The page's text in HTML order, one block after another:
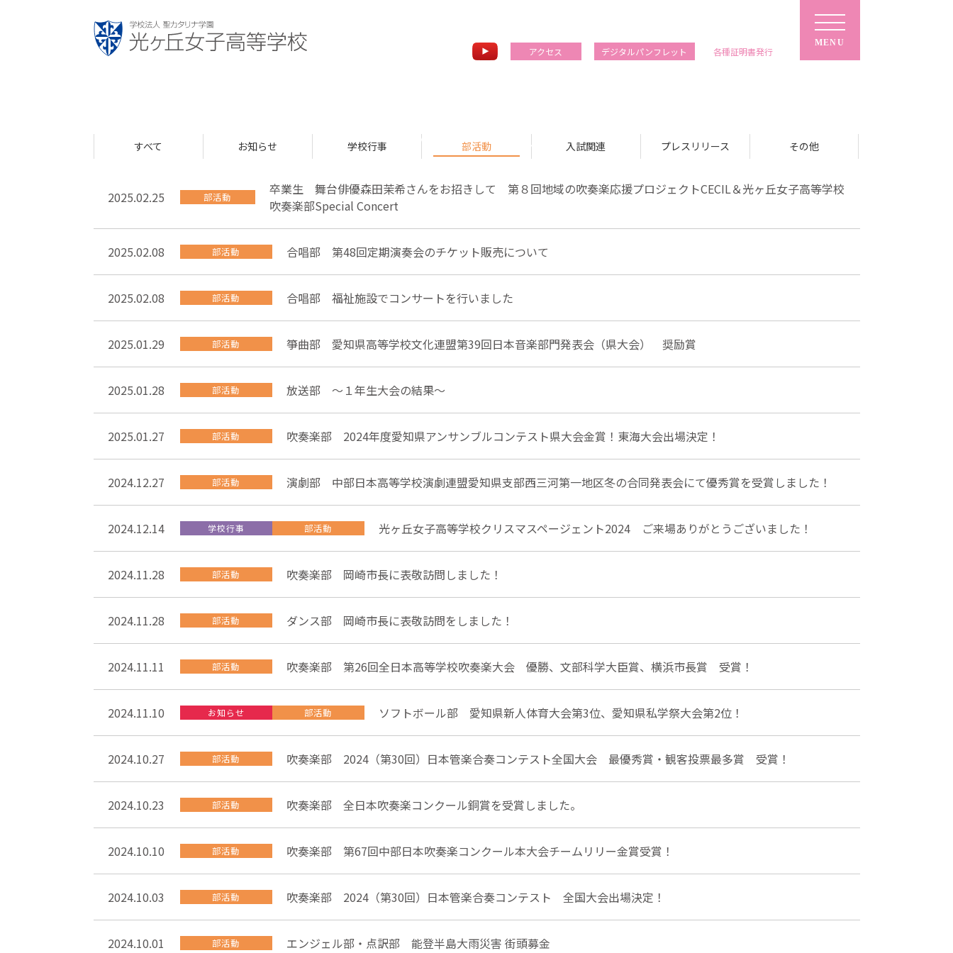
アクセス デジタルパンフレット 各種証明書発行
MENU
News & Topics
すべて お知らせ 学校行事 部活動 入試関連 プレスリリース その他
2025.02.25 部活動
卒業生 舞台俳優森田茉希さんをお招きして 第８回地域の吹奏楽応援プロジェクトCECIL＆光ヶ丘女子高等学校
吹奏楽部Special Concert
2025.02.08 部活動 合唱部 第48回定期演奏会のチケット販売について
2025.02.08 部活動 合唱部 福祉施設でコンサートを行いました
2025.01.29 部活動 箏曲部 愛知県高等学校文化連盟第39回日本音楽部門発表会（県大会） 奨励賞
2025.01.28 部活動 放送部 ～１年生大会の結果～
2025.01.27 部活動 吹奏楽部 2024年度愛知県アンサンブルコンテスト県大会金賞！東海大会出場決定！
2024.12.27 部活動 演劇部 中部日本高等学校演劇連盟愛知県支部西三河第一地区冬の合同発表会にて優秀賞を受賞しました！
2024.12.14 学校行事 部活動 光ヶ丘女子高等学校クリスマスページェント2024 ご来場ありがとうございました！
2024.11.28 部活動 吹奏楽部 岡崎市長に表敬訪問しました！
2024.11.28 部活動 ダンス部 岡崎市長に表敬訪問をしました！
2024.11.11 部活動 吹奏楽部 第26回全日本高等学校吹奏楽大会 優勝、文部科学大臣賞、横浜市長賞 受賞！
2024.11.10 お知らせ 部活動 ソフトボール部 愛知県新人体育大会第3位、愛知県私学祭大会第2位！
2024.10.27 部活動 吹奏楽部 2024（第30回）日本管楽合奏コンテスト全国大会 最優秀賞・観客投票最多賞 受賞！
2024.10.23 部活動 吹奏楽部 全日本吹奏楽コンクール銅賞を受賞しました。
2024.10.10 部活動 吹奏楽部 第67回中部日本吹奏楽コンクール本大会チームリリー金賞受賞！
2024.10.03 部活動 吹奏楽部 2024（第30回）日本管楽合奏コンテスト 全国大会出場決定！
2024.10.01 部活動 エンジェル部・点訳部 能登半島大雨災害 街頭募金